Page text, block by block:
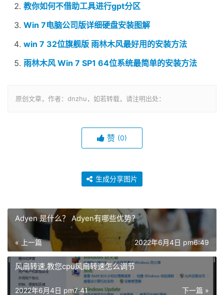
教你如何不借助工具进行gpt分区
Win 7电脑公司版详细硬盘安装图解
win 7 32位旗舰版 雨林木风最好用的安装方法
雨林木风 Win 7 SP1 64位系统最简单的安装方法
原创文章，作者：dnzhu，如若转载，请注明出处：
赞 (0)
生成分享图片
Adyen 是什么？ Adyen有哪些优势？
« 上一篇 2022年6月4日 pm6:49
风扇转速,教您cpu风扇转速怎么调节
下一篇 »
2022年6月4日 pm7:41